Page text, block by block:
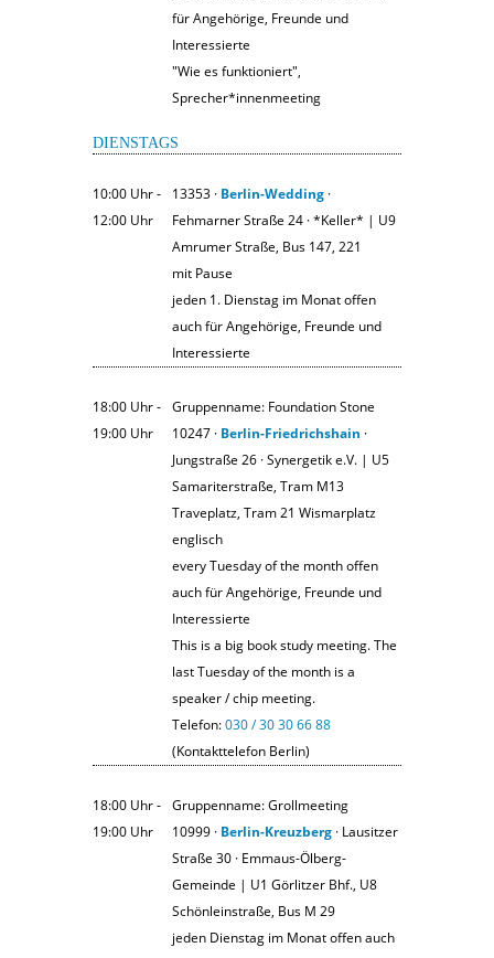
für Angehörige, Freunde und
Interessierte
"Wie es funktioniert",
Sprecher*innenmeeting
DIENSTAGS
10:00 Uhr ‐
12:00 Uhr
13353 · Berlin-Wedding ·
Fehmarner Straße 24 · *Keller* | U9
Amrumer Straße, Bus 147, 221
mit Pause
jeden 1. Dienstag im Monat offen
auch für Angehörige, Freunde und
Interessierte
18:00 Uhr ‐
19:00 Uhr
Gruppenname: Foundation Stone
10247 · Berlin-Friedrichshain ·
Jungstraße 26 · Synergetik e.V. | U5
Samariterstraße, Tram M13
Traveplatz, Tram 21 Wismarplatz
englisch
every Tuesday of the month offen
auch für Angehörige, Freunde und
Interessierte
This is a big book study meeting. The
last Tuesday of the month is a
speaker / chip meeting.
Telefon:030 / 30 30 66 88
(Kontakttelefon Berlin)
18:00 Uhr ‐
19:00 Uhr
Gruppenname: Grollmeeting
10999 · Berlin-Kreuzberg · Lausitzer
Straße 30 · Emmaus-Ölberg-
Gemeinde | U1 Görlitzer Bhf., U8
Schönleinstraße, Bus M 29
jeden Dienstag im Monat offen auch